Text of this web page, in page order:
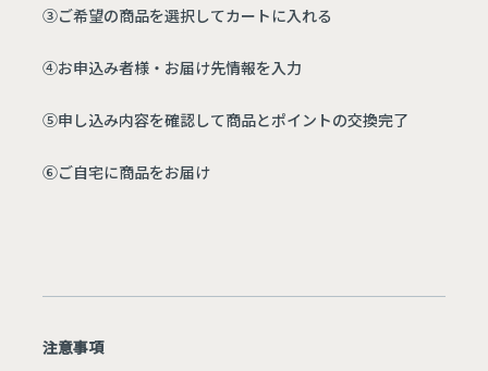
③ご希望の商品を選択してカートに入れる
④お申込み者様・お届け先情報を入力
⑤申し込み内容を確認して商品とポイントの交換完了
⑥ご自宅に商品をお届け
注意事項